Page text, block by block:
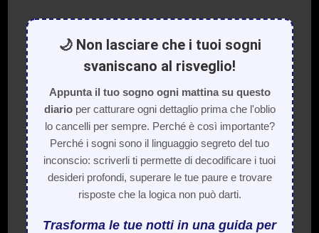
🌙 Non lasciare che i tuoi sogni
svaniscano al risveglio!
Appunta il tuo sogno ogni mattina su questo
diarioper catturare ogni dettaglio prima che l'oblio
lo cancelli per sempre. Perché è così importante?
Perché i sogni sono il linguaggio segreto del tuo
inconscio: scriverli ti permette di decodificare i tuoi
desideri profondi, superare le tue paure e trovare
risposte che la logica non può darti.
Trasforma le tue notti in una guida per